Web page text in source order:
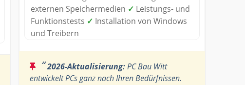
externen Speichermedien ✓ Leistungs- und
Funktionstests ✓ Installation von Windows
und Treibern
“2026-Aktualisierung:PC Bau Witt
entwickelt PCs ganz nach Ihren Bedürfnissen.